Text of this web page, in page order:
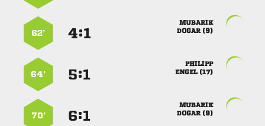

 
:
62’

 
:
64’

 
:
70’